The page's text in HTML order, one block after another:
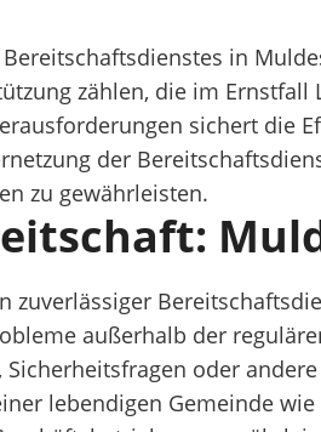
in
zählen, die im
sichert die
der
zu gewährleisten.
zuverlässiger
außerhalb der
Sicherheitsfragen oder
lebendigen Gemeinde